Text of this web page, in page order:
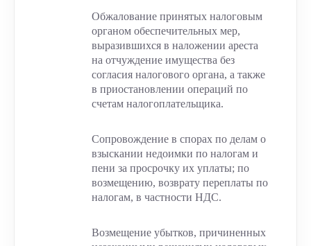
Обжалование принятых налоговым
органом обеспечительных мер,
выразившихся в наложении ареста
на отчуждение имущества без
согласия налогового органа, а также
в приостановлении операций по
счетам налогоплательщика.
Сопровождение в спорах по делам о
взыскании недоимки по налогам и
пени за просрочку их уплаты; по
возмещению, возврату переплаты по
налогам, в частности НДС.
Возмещение убытков, причиненных